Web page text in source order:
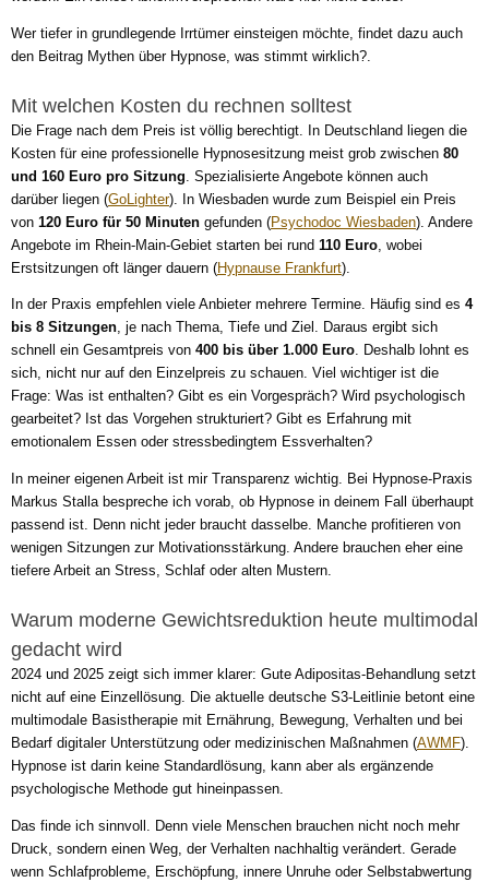
Wer tiefer in grundlegende Irrtümer einsteigen möchte, findet dazu auch
den Beitrag Mythen über Hypnose, was stimmt wirklich?.
Mit welchen Kosten du rechnen solltest
Die Frage nach dem Preis ist völlig berechtigt. In Deutschland liegen die
Kosten für eine professionelle Hypnosesitzung meist grob zwischen 80
und 160 Euro pro Sitzung . Spezialisierte Angebote können auch
darüber liegen (GoLighter). In Wiesbaden wurde zum Beispiel ein Preis
von 120 Euro für 50 Minuten gefunden (Psychodoc Wiesbaden). Andere
Angebote im Rhein-Main-Gebiet starten bei rund 110 Euro , wobei
Erstsitzungen oft länger dauern (Hypnause Frankfurt).
In der Praxis empfehlen viele Anbieter mehrere Termine. Häufig sind es 4
bis 8 Sitzungen, je nach Thema, Tiefe und Ziel. Daraus ergibt sich
schnell ein Gesamtpreis von 400 bis über 1.000 Euro. Deshalb lohnt es
sich, nicht nur auf den Einzelpreis zu schauen. Viel wichtiger ist die
Frage: Was ist enthalten? Gibt es ein Vorgespräch? Wird psychologisch
gearbeitet? Ist das Vorgehen strukturiert? Gibt es Erfahrung mit
emotionalem Essen oder stressbedingtem Essverhalten?
In meiner eigenen Arbeit ist mir Transparenz wichtig. Bei Hypnose-Praxis
Markus Stalla bespreche ich vorab, ob Hypnose in deinem Fall überhaupt
passend ist. Denn nicht jeder braucht dasselbe. Manche profitieren von
wenigen Sitzungen zur Motivationsstärkung. Andere brauchen eher eine
tiefere Arbeit an Stress, Schlaf oder alten Mustern.
Warum moderne Gewichtsreduktion heute multimodal
gedacht wird
2024 und 2025 zeigt sich immer klarer: Gute Adipositas-Behandlung setzt
nicht auf eine Einzellösung. Die aktuelle deutsche S3-Leitlinie betont eine
multimodale Basistherapie mit Ernährung, Bewegung, Verhalten und bei
Bedarf digitaler Unterstützung oder medizinischen Maßnahmen (AWMF).
Hypnose ist darin keine Standardlösung, kann aber als ergänzende
psychologische Methode gut hineinpassen.
Das finde ich sinnvoll. Denn viele Menschen brauchen nicht noch mehr
Druck, sondern einen Weg, der Verhalten nachhaltig verändert. Gerade
wenn Schlafprobleme, Erschöpfung, innere Unruhe oder Selbstabwertung